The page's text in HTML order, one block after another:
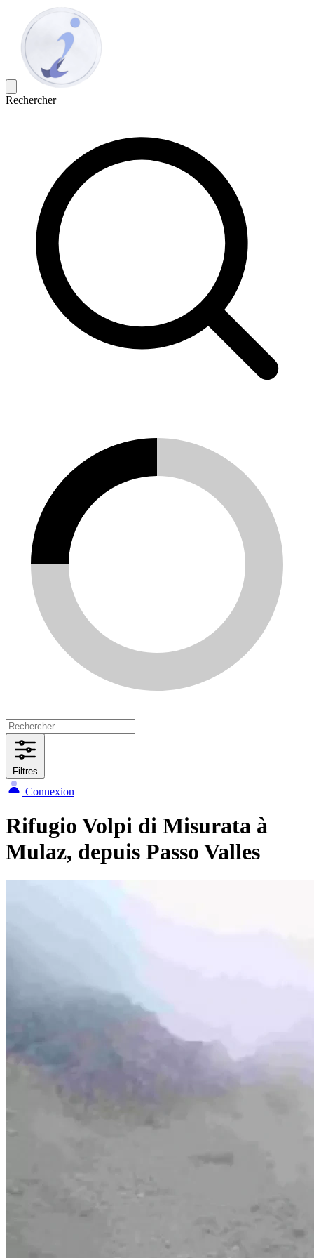
Rechercher
Filtres
Connexion
Rifugio Volpi di Misurata à
Mulaz, depuis Passo Valles